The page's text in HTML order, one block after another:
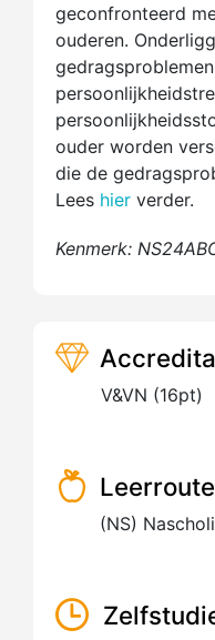
geconfronteerd
ouderen.
ouder worden
die de
Lees hier verder.
Kenmerk:
V&VN (16pt)
Leerroute
(NS)